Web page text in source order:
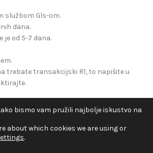
službom Gls-om.
dana.
je od 5-7 dana.
trebate transakcijski R1, to napišite u
ukoliko ste dobili oštecen proizvod ili
je na slici na webu.
novca ili novi proizvod u zamjenu.
Hrelić - Sva prava pridržana
bismo vam pružili najbolje iskustvo na
about which cookies we are using or
.